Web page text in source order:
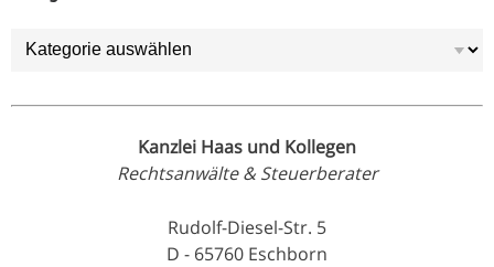
Kategorien
Kanzlei Haas und Kollegen
Rechtsanwälte & Steuerberater
Rudolf-Diesel-Str. 5
D - 65760 Eschborn